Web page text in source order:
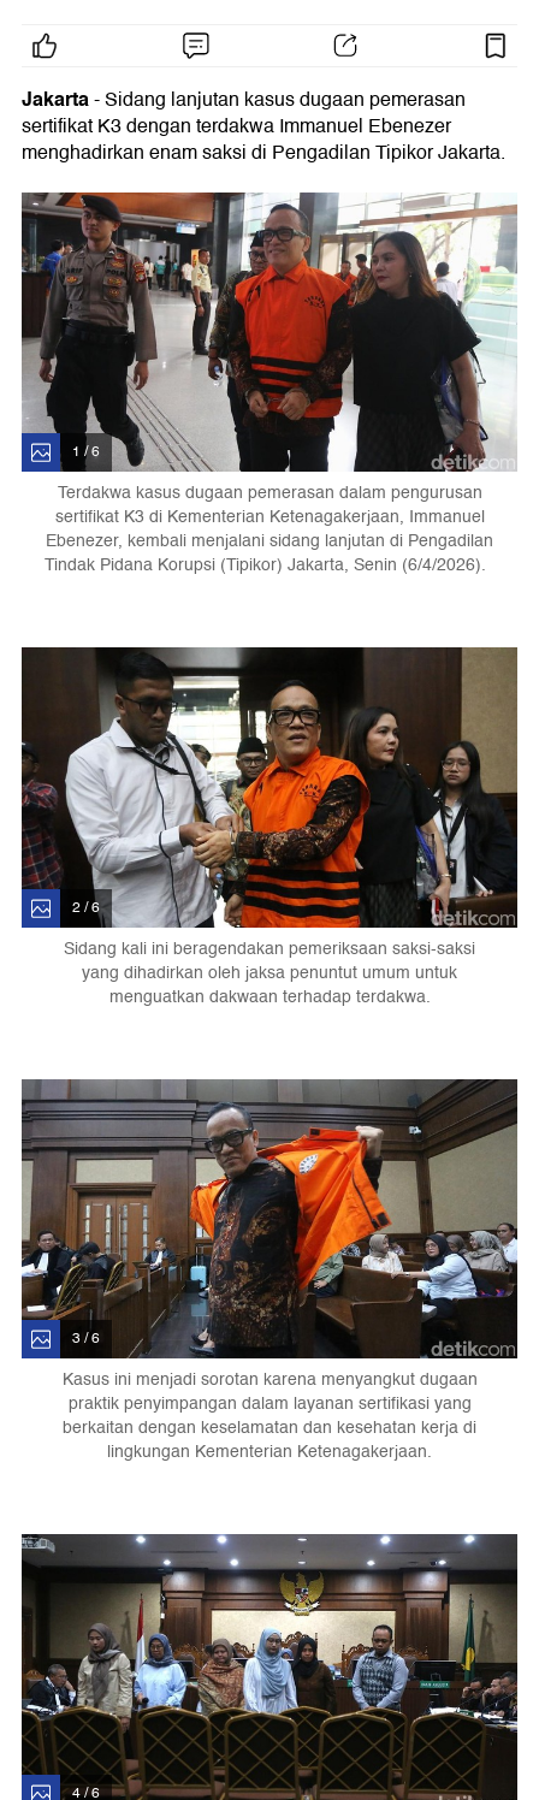
Jakarta- Sidang lanjutan kasus dugaan pemerasan
sertifikat K3 dengan terdakwa Immanuel Ebenezer
menghadirkan enam saksi di Pengadilan Tipikor Jakarta.
1 / 6
Terdakwa kasus dugaan pemerasan dalam pengurusan
sertifikat K3 di Kementerian Ketenagakerjaan, Immanuel
Ebenezer, kembali menjalani sidang lanjutan di Pengadilan
Tindak Pidana Korupsi (Tipikor) Jakarta, Senin (6/4/2026).
2 / 6
Sidang kali ini beragendakan pemeriksaan saksi-saksi
yang dihadirkan oleh jaksa penuntut umum untuk
menguatkan dakwaan terhadap terdakwa.
3 / 6
Kasus ini menjadi sorotan karena menyangkut dugaan
praktik penyimpangan dalam layanan sertifikasi yang
berkaitan dengan keselamatan dan kesehatan kerja di
lingkungan Kementerian Ketenagakerjaan.
4 / 6